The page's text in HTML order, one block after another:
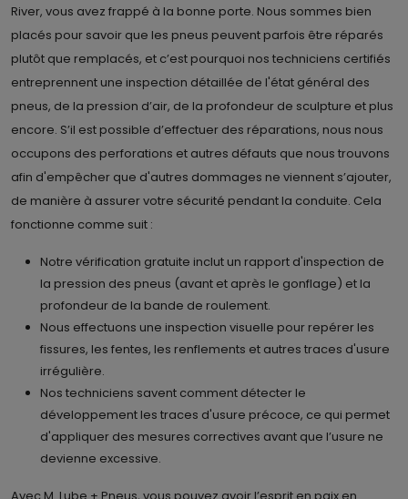
River, vous avez frappé à la bonne porte. Nous sommes bien
placés pour savoir que les pneus peuvent parfois être réparés
plutôt que remplacés, et c’est pourquoi nos techniciens certifiés
entreprennent une inspection détaillée de l'état général des
pneus, de la pression d’air, de la profondeur de sculpture et plus
encore. S’il est possible d’effectuer des réparations, nous nous
occupons des perforations et autres défauts que nous trouvons
afin d'empêcher que d'autres dommages ne viennent s’ajouter,
de manière à assurer votre sécurité pendant la conduite. Cela
fonctionne comme suit :
Notre vérification gratuite inclut un rapport d'inspection de
la pression des pneus (avant et après le gonflage) et la
profondeur de la bande de roulement.
Nous effectuons une inspection visuelle pour repérer les
fissures, les fentes, les renflements et autres traces d'usure
irrégulière.
Nos techniciens savent comment détecter le
développement les traces d'usure précoce, ce qui permet
d'appliquer des mesures correctives avant que l’usure ne
devienne excessive.